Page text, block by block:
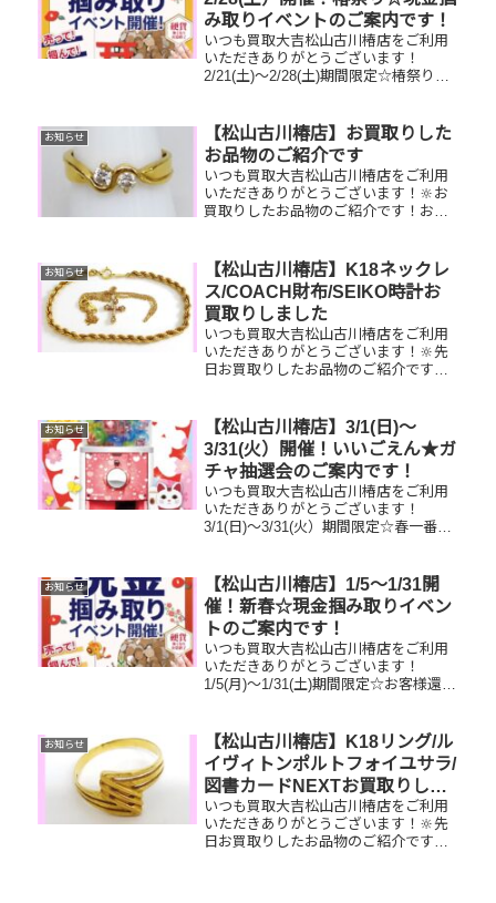
み取りイベントのご案内です！
いつも買取大吉松山古川椿店をご利用
いただきありがとうございます！
2/21(土)～2/28(土)期間限定☆椿祭り☆
11,500円以上ご成約のお客様限定でご
参加いただけます😌(金...
お知らせ
【松山古川椿店】お買取りした
お品物のご紹介です
いつも買取大吉松山古川椿店をご利用
いただきありがとうございます！🔆お
買取りしたお品物のご紹介です！お家
川椿店にお査定させてください！🤗
お知らせ
【松山古川椿店】K18ネックレ
ス/COACH財布/SEIKO時計お
買取りしました
いつも買取大吉松山古川椿店をご利用
いただきありがとうございます！🔆先
日お買取りしたお品物のご紹介です。
せんか？ぜひ買取大吉松山古川椿店に
お査定させてください！...
お知らせ
【松山古川椿店】3/1(日)～
3/31(火）開催！いいごえん★ガ
チャ抽選会のご案内です！
いつも買取大吉松山古川椿店をご利用
いただきありがとうございます！
3/1(日)～3/31(火）期間限定☆春一番・
中です！🥰11,500円以上ご成約のお客
様限定でご参加いただけ...
お知らせ
【松山古川椿店】1/5～1/31開
催！新春☆現金掴み取りイベン
トのご案内です！
いつも買取大吉松山古川椿店をご利用
いただきありがとうございます！
1/5(月)～1/31(土)期間限定☆お客様還元
11,500円以上ご成約のお客様限定でご
参加いただけます😌(金券...
お知らせ
【松山古川椿店】K18リング/ル
イヴィトンポルトフォイユサラ/
図書カードNEXTお買取りしま
した
いつも買取大吉松山古川椿店をご利用
いただきありがとうございます！🔆先
日お買取りしたお品物のご紹介です。